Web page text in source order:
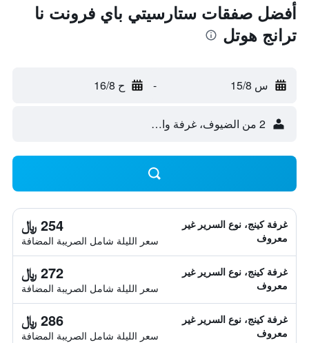
أفضل صفقات ستارسيتي باي فرونت نا
ترانج هوتل
س 15/8 - ح 16/8
2 من الضيوف، غرفة واحدة
غرفة كينج، نوع السرير غير
معروف
254 ﷼
سعر الليلة شامل الصريبة المضافة
غرفة كينج، نوع السرير غير
معروف
272 ﷼
سعر الليلة شامل الصريبة المضافة
غرفة كينج، نوع السرير غير
معروف
286 ﷼
سعر الليلة شامل الصريبة المضافة